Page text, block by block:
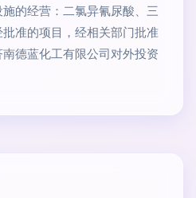
的经营：二氯异氰尿酸、三
准的项目，经相关部门批准
德蓝化工有限公司对外投资